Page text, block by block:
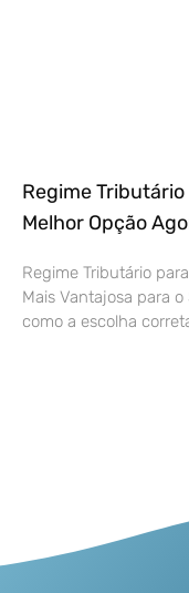
Regime
Melhor Opção
Regime Tributário
Mais Vantajosa para
como a escolha